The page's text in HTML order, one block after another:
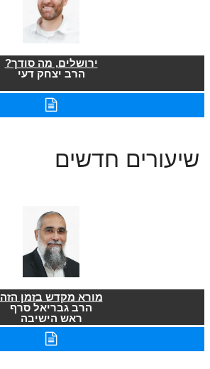
ירושלים, מה סודך?
הרב יצחק דעי
שיעורים חדשים
מורא מקדש בזמן הזה
הרב גבריאל סרף
ראש הישיבה